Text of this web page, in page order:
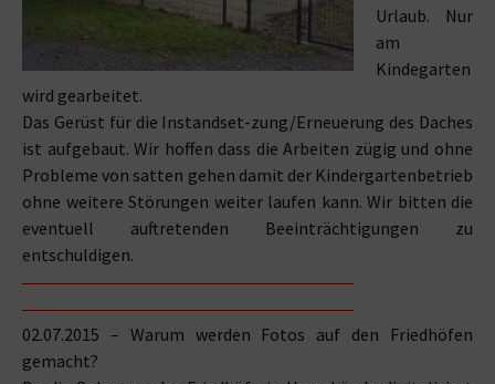
Urlaub. Nur
am
Kindegarten
wird gearbeitet.
Das Gerüst für die Instandset-zung/Erneuerung des Daches
ist aufgebaut. Wir hoffen dass die Arbeiten zügig und ohne
Probleme von satten gehen damit der Kindergartenbetrieb
ohne weitere Störungen weiter laufen kann. Wir bitten die
eventuell auftretenden Beeinträchtigungen zu
entschuldigen.
02.07.2015 – Warum werden Fotos auf den Friedhöfen
gemacht?